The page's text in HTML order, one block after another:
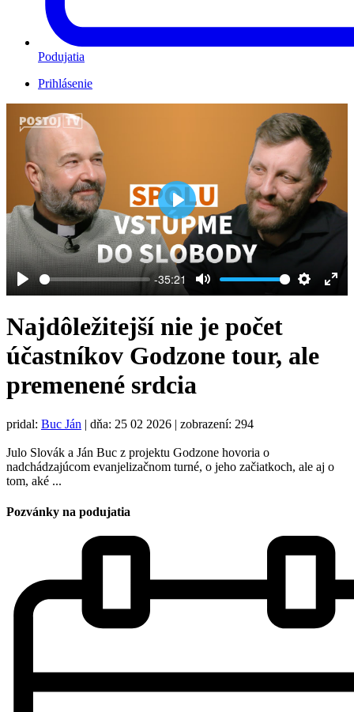
Podujatia
Prihlásenie
Play
-35:21
Mute Settings
Play
Najdôležitejší nie je počet
účastníkov Godzone tour, ale
premenené srdcia
pridal: Buc Ján | dňa: 25 02 2026 | zobrazení: 294
Julo Slovák a Ján Buc z projektu Godzone hovoria o
nadchádzajúcom evanjelizačnom turné, o jeho začiatkoch, ale aj o
tom, aké ...
Pozvánky na podujatia